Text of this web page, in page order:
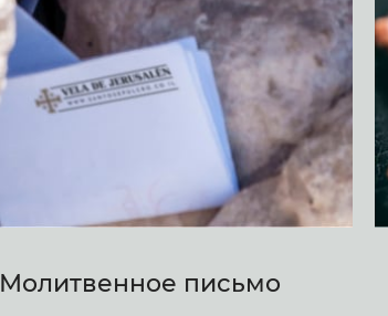
Молитвенное письмо